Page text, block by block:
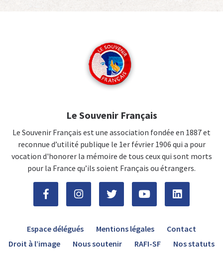
Le Souvenir Français
Le Souvenir Français est une association fondée en 1887 et
reconnue d’utilité publique le 1er février 1906 qui a pour
vocation d'honorer la mémoire de tous ceux qui sont morts
pour la France qu’ils soient Français ou étrangers.
Espace délégués Mentions légales
Contact
Droit à l’image
Nous soutenir RAFI-SF Nos statuts